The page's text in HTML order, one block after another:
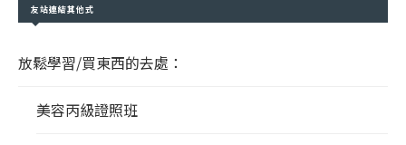
友站連結其他式
放鬆學習/買東西的去處：
美容丙級證照班